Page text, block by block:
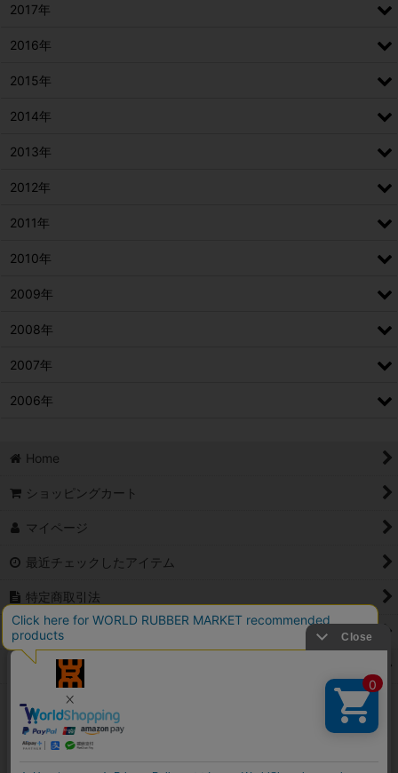
2017年
2016年
2015年
2014年
2013年
2012年
2011年
2010年
2009年
2008年
2007年
2006年
Home
ショッピングカート
マイページ
最近チェックしたアイテム
特定商取引法
ご利用案内
Contact